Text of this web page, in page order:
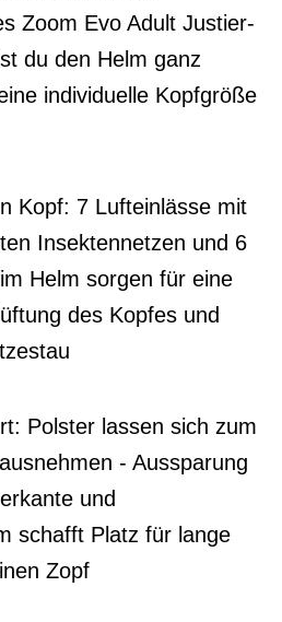
Zoom Evo Adult Justier-
du den Helm ganz
individuelle Kopfgröße
Kopf: 7 Lufteinlässe mit
Insektennetzen und 6
Helm sorgen für eine
des Kopfes und
Polster lassen sich zum
- Aussparung
und
schafft Platz für lange
Zopf